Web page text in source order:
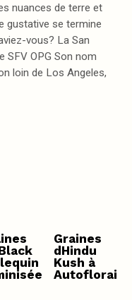
nuances de terre et
gustative se termine
vous? La San
SFV OPG Son nom
loin de Los Angeles,
Graines
dHindu
Kush à